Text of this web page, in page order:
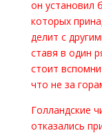
он установил
которых
делит с
ставя в один
стоит
что не за
Голландские
отказались